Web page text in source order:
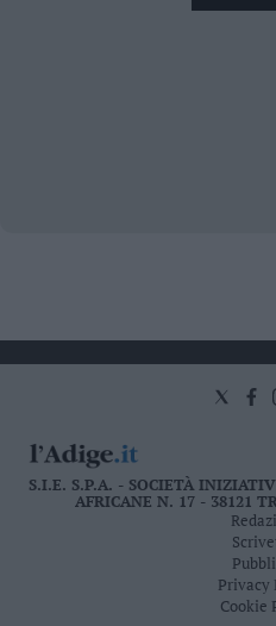
S.I.E. S.P.A. - SOCIETÀ
AFRICANE N. 17 - 38121
Privacy
Cookie